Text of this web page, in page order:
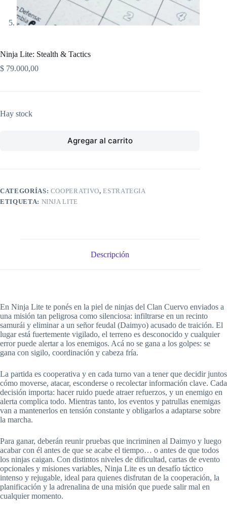
Ninja Lite: Stealth & Tactics
$ 79.000,00
Hay stock
Agregar al carrito
CATEGORÍAS: COOPERATIVO,ESTRATEGIA
ETIQUETA: NINJA LITE
Descripción
En Ninja Lite te ponés en la piel de ninjas del Clan Cuervo enviados a
una misión tan peligrosa como silenciosa: infiltrarse en un recinto
samurái y eliminar a un señor feudal (Daimyo) acusado de traición. El
lugar está fuertemente vigilado, el terreno es desconocido y cualquier
error puede alertar a los enemigos. Acá no se gana a los golpes: se
gana con sigilo, coordinación y cabeza fría.
La partida es cooperativa y en cada turno van a tener que decidir juntos
cómo moverse, atacar, esconderse o recolectar información clave. Cada
decisión importa: hacer ruido puede atraer refuerzos, y un enemigo en
alerta complica todo. Mientras tanto, los eventos y patrullas enemigas
van a mantenerlos en tensión constante y obligarlos a adaptarse sobre
la marcha.
Para ganar, deberán reunir pruebas que incriminen al Daimyo y luego
acabar con él antes de que se acabe el tiempo… o antes de que todos
los ninjas caigan. Con distintos niveles de dificultad, cartas de evento
opcionales y misiones variables, Ninja Lite es un desafío táctico
intenso y rejugable, ideal para quienes disfrutan de la cooperación, la
planificación y la adrenalina de una misión que puede salir mal en
cualquier momento.